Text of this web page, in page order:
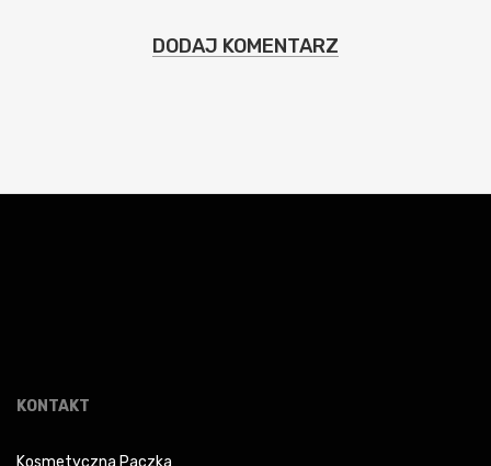
KONTAKT
Kosmetyczna Paczka